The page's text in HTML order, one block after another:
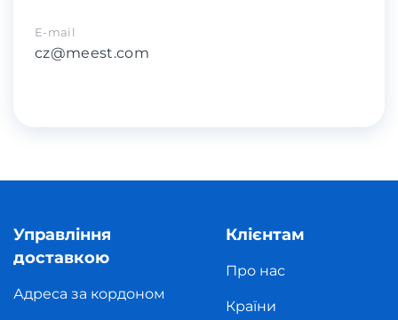
E-mail
cz@meest.com
Управління
доставкою
Адреса за кордоном
Клієнтам
Про нас
Країни